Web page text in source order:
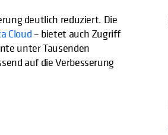
deutlich reduziert. Die
Cloud – bietet auch Zugriff
unter Tausenden
auf die Verbesserung